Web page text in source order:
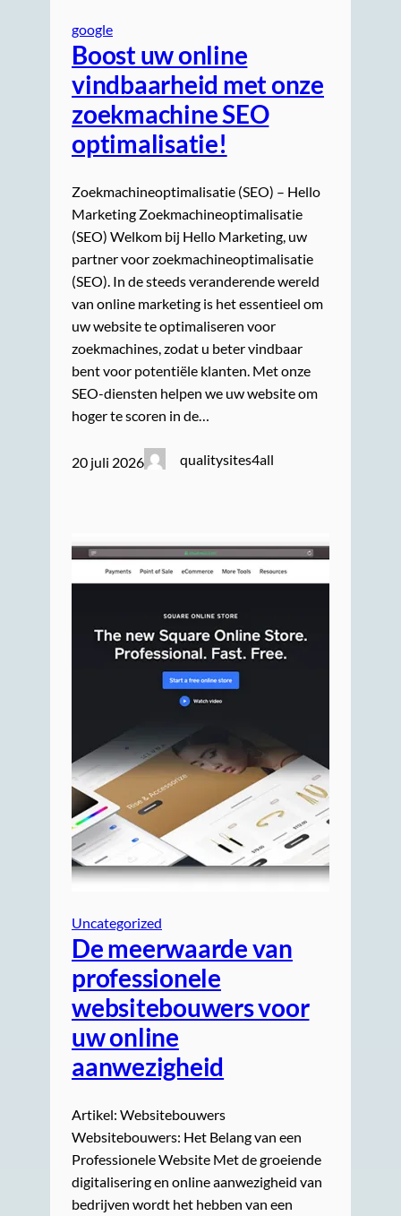
google
Boost uw online
vindbaarheid met onze
zoekmachine SEO
optimalisatie!
Zoekmachineoptimalisatie (SEO) – Hello
Marketing Zoekmachineoptimalisatie
(SEO) Welkom bij Hello Marketing, uw
partner voor zoekmachineoptimalisatie
(SEO). In de steeds veranderende wereld
van online marketing is het essentieel om
uw website te optimaliseren voor
zoekmachines, zodat u beter vindbaar
bent voor potentiële klanten. Met onze
SEO-diensten helpen we uw website om
hoger te scoren in de…
20 juli 2026 qualitysites4all
Uncategorized
De meerwaarde van
professionele
websitebouwers voor
uw online
aanwezigheid
Artikel: Websitebouwers
Websitebouwers: Het Belang van een
Professionele Website Met de groeiende
digitalisering en online aanwezigheid van
bedrijven wordt het hebben van een